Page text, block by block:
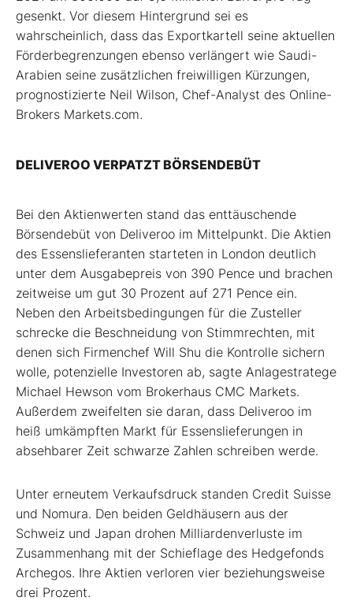
gesenkt. Vor diesem Hintergrund sei es
wahrscheinlich, dass das Exportkartell seine aktuellen
Förderbegrenzungen ebenso verlängert wie Saudi-
Arabien seine zusätzlichen freiwilligen Kürzungen,
prognostizierte Neil Wilson, Chef-Analyst des Online-
Brokers Markets.com.
DELIVEROO VERPATZT BÖRSENDEBÜT
Bei den Aktienwerten stand das enttäuschende
Börsendebüt von Deliveroo im Mittelpunkt. Die Aktien
des Essenslieferanten starteten in London deutlich
unter dem Ausgabepreis von 390 Pence und brachen
zeitweise um gut 30 Prozent auf 271 Pence ein.
Neben den Arbeitsbedingungen für die Zusteller
schrecke die Beschneidung von Stimmrechten, mit
denen sich Firmenchef Will Shu die Kontrolle sichern
wolle, potenzielle Investoren ab, sagte Anlagestratege
Michael Hewson vom Brokerhaus CMC Markets.
Außerdem zweifelten sie daran, dass Deliveroo im
heiß umkämpften Markt für Essenslieferungen in
absehbarer Zeit schwarze Zahlen schreiben werde.
Unter erneutem Verkaufsdruck standen Credit Suisse
und Nomura. Den beiden Geldhäusern aus der
Schweiz und Japan drohen Milliardenverluste im
Zusammenhang mit der Schieflage des Hedgefonds
Archegos. Ihre Aktien verloren vier beziehungsweise
drei Prozent.